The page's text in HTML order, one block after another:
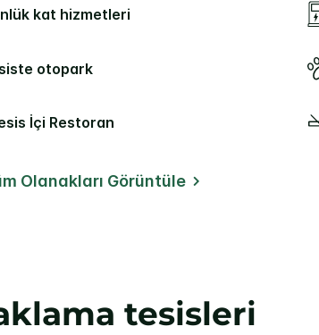
kat hizmetleri
otopark
tesis İçi Restoran
Olanakları Görüntüle
tesisleri